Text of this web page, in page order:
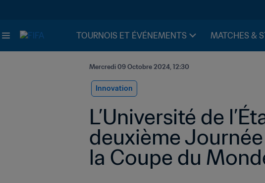
TOURNOIS ET ÉVÉNEMENTS MATCHES &
Mercredi 09 Octobre 2024, 12:30
Innovation
L’Université de
deuxième
la Coupe du